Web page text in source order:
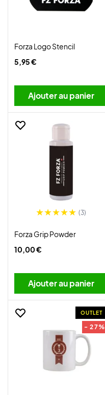
Forza Logo Stencil
5,95 €
Ajouter au panier
(3)
Forza Grip Powder
10,00 €
Ajouter au panier
OUTLET
- 27%